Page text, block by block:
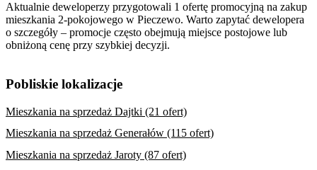
Aktualnie deweloperzy przygotowali 1 ofertę promocyjną na zakup
mieszkania 2-pokojowego w Pieczewo. Warto zapytać dewelopera
o szczegóły – promocje często obejmują miejsce postojowe lub
obniżoną cenę przy szybkiej decyzji.
Pobliskie lokalizacje
Mieszkania na sprzedaż Dajtki (21 ofert)
Mieszkania na sprzedaż Generałów (115 ofert)
Mieszkania na sprzedaż Jaroty (87 ofert)